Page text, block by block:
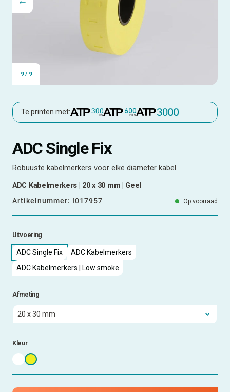
9/ 9
Te printen met:
ADC Single Fix
Robuuste kabelmerkers voor elke diameter kabel
ADC Kabelmerkers | 20 x 30 mm | Geel
Artikelnummer: I017957 Op voorraad
Uitvoering
ADC Single Fix
ADC Kabelmerkers
ADC Kabelmerkers | Low smoke
Afmeting
Kleur